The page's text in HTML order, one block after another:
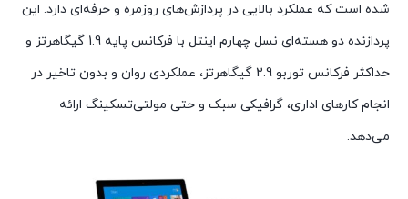
شده است که عملکرد بالایی در پردازش‌های روزمره و حرفه‌ای دارد. این
پردازنده دو هسته‌ای نسل چهارم اینتل با فرکانس پایه 1.9 گیگاهرتز و
حداکثر فرکانس توربو 2.9 گیگاهرتز، عملکردی روان و بدون تاخیر در
انجام کارهای اداری، گرافیکی سبک و حتی مولتی‌تسکینگ ارائه
می‌دهد.